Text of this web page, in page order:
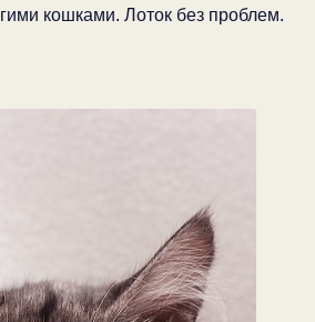
кошками. Лоток без проблем.